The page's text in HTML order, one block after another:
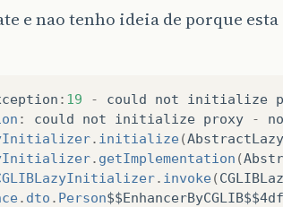
e nao tenho ideia de porque esta
: 19 - could not initialize
: could not initialize proxy - no
. initialize(
. getImplementation (
. invoke(
. dto . Person